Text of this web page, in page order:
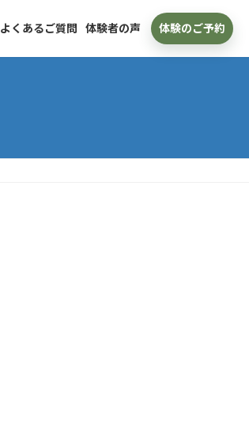
よくあるご質問 体験者の声 体験のご予約